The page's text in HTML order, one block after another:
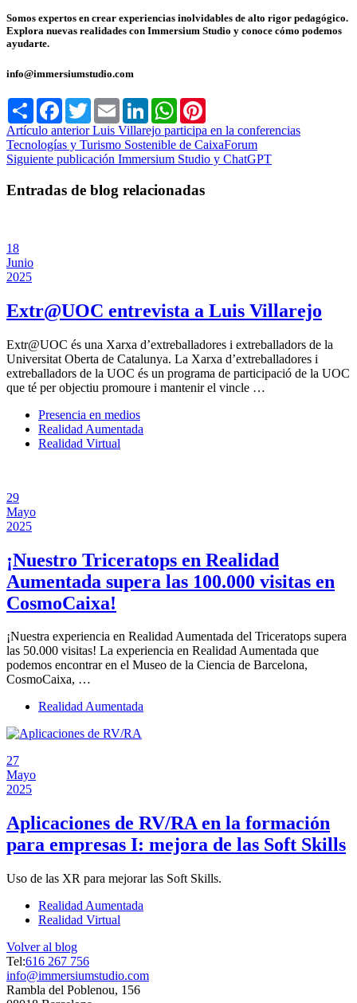
Somos expertos en crear experiencias inolvidables de alto rigor pedagógico.
Explora nuevas realidades con Immersium Studio y conoce cómo podemos
ayudarte.
info@immersiumstudio.com
Share Facebook
TwitterEmail LinkedInWhatsApp
Artículo anterior Luis Villarejo participa en la conferencias
Tecnologías y Turismo Sostenible de CaixaForum
Siguiente publicación Immersium Studio y ChatGPT
Entradas de blog relacionadas
18
Junio
2025
Extr@UOC entrevista a Luis Villarejo
Extr@UOC és una Xarxa d’extreballadores i extreballadors de la
Universitat Oberta de Catalunya. La Xarxa d’extreballadores i
extreballadors de la UOC és un programa de participació de la UOC
que té per objectiu promoure i mantenir el vincle …
Presencia en medios
Realidad Aumentada
Realidad Virtual
29
Mayo
2025
¡Nuestro Triceratops en Realidad
Aumentada supera las 100.000 visitas en
CosmoCaixa!
¡Nuestra experiencia en Realidad Aumentada del Triceratops supera
las 50.000 visitas! La experiencia en Realidad Aumentada que
podemos encontrar en el Museo de la Ciencia de Barcelona,
CosmoCaixa, …
Realidad Aumentada
27
Mayo
2025
Aplicaciones de RV/RA en la formación
para empresas I: mejora de las Soft Skills
Uso de las XR para mejorar las Soft Skills.
Realidad Aumentada
Realidad Virtual
Volver al blog
Tel:616 267 756
info@immersiumstudio.com
Rambla del Poblenou, 156